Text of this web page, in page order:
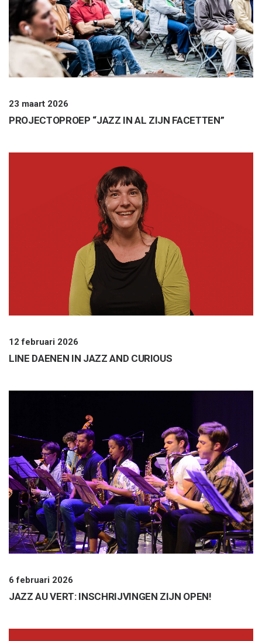
23 maart 2026
PROJECTOPROEP “JAZZ IN AL ZIJN FACETTEN”
12 februari 2026
LINE DAENEN IN JAZZ AND CURIOUS
6 februari 2026
JAZZ AU VERT: INSCHRIJVINGEN ZIJN OPEN!